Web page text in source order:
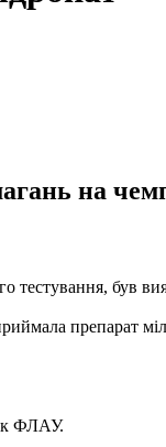
на
тестування, був
препарат
ФЛАУ.